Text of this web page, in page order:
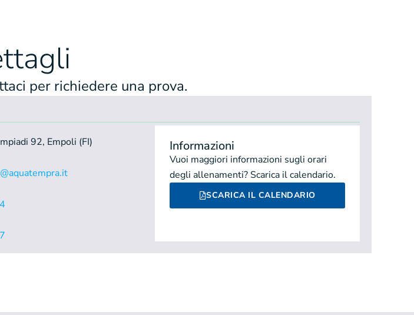
per richiedere una prova.
92, Empoli (FI)
Informazioni
Vuoi maggiori informazioni sugli orari
degli allenamenti? Scarica il calendario.
SCARICA IL CALENDARIO